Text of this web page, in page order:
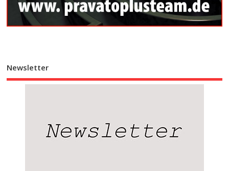
Newsletter